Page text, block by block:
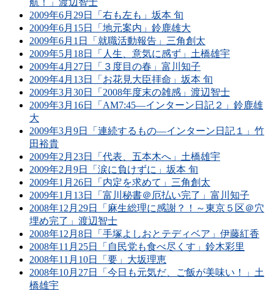
2009年6月29日「右も左も」坂本 旬
2009年6月15日「地元案内」鈴鹿雄大
2009年6月1日「就職活動報告」三角創太
2009年5月18日「人生、意気に感ず」土橋雄宇
2009年4月27日「３度目の春」富川知子
2009年4月13日「お花見大臣拝命」坂本 旬
2009年3月30日「2008年度末の雑感」渡辺智士
2009年3月16日「AM7:45―インターン日記２」鈴鹿雄
大
2009年3月9日「連続するもの―インターン日記１」竹
田裕貴
2009年2月23日「代表、五本木へ」土橋雄宇
2009年2月9日「涙に負けずに」坂本 旬
2009年1月26日「内定を求めて」三角創太
2009年1月13日「富川秘書＠厄払い完了」富川知子
2008年12月29日「麻生総理に感謝？！～東京５区＠穴
埋め完了」渡辺智士
2008年12月8日「手塚よしおとテディベア」伊藤紅香
2008年11月25日「自民党も食べ尽くす」鈴木彩里
2008年11月10日「要」大坂理恵
2008年10月27日「今日も元気だ、ご飯が美味い！」土
橋雄宇